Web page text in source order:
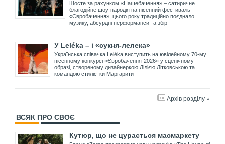
Шосте за рахунком «Нашебачення» – сатиричне
благодійне шоу-пародія на пісенний фестиваль
«Євробачення», цього року традиційно поєднало
музику, абсурдні перформанси та збір
У Leléka – і «сукня-лелека»
Українська співачка Leléka виступить на ювілейному 70-му
пісенному конкурсі «Євробачення-2026» у сценічному
образі, створеному дизайнеркою Лілією Літковською та
командою стилістки Маргарити
Архів розділу »
ВСЯК ПРО СВОЄ
Кутюр, що не цурається масмаркету